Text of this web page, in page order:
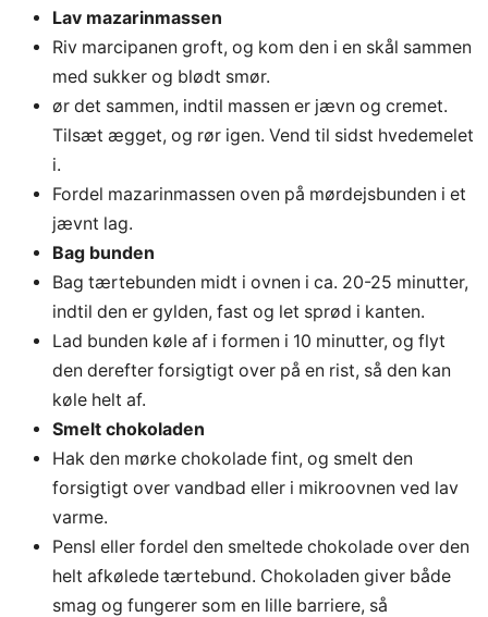
Lav mazarinmassen
Riv marcipanen groft, og kom den i en skål sammen
med sukker og blødt smør.
ør det sammen, indtil massen er jævn og cremet.
Tilsæt ægget, og rør igen. Vend til sidst hvedemelet
i.
Fordel mazarinmassen oven på mørdejsbunden i et
jævnt lag.
Bag bunden
Bag tærtebunden midt i ovnen i ca. 20-25 minutter,
indtil den er gylden, fast og let sprød i kanten.
Lad bunden køle af i formen i 10 minutter, og flyt
den derefter forsigtigt over på en rist, så den kan
køle helt af.
Smelt chokoladen
Hak den mørke chokolade fint, og smelt den
forsigtigt over vandbad eller i mikroovnen ved lav
varme.
Pensl eller fordel den smeltede chokolade over den
helt afkølede tærtebund. Chokoladen giver både
smag og fungerer som en lille barriere, så